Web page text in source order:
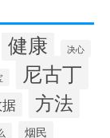
健康 决心
尼古丁
方法
烟民